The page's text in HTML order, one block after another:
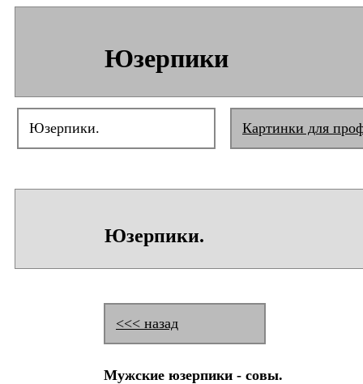
Юзерпики
Юзерпики. Картинки для
Юзерпики.
<<< назад
Мужские юзерпики - совы.